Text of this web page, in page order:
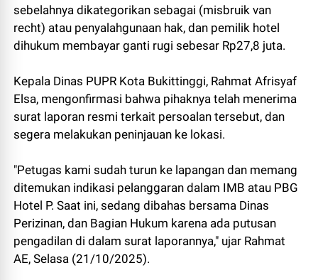
sebelahnya dikategorikan sebagai (misbruik van
recht) atau penyalahgunaan hak, dan pemilik hotel
dihukum membayar ganti rugi sebesar Rp27,8 juta.
Kepala Dinas PUPR Kota Bukittinggi, Rahmat Afrisyaf
Elsa, mengonfirmasi bahwa pihaknya telah menerima
surat laporan resmi terkait persoalan tersebut, dan
segera melakukan peninjauan ke lokasi.
"Petugas kami sudah turun ke lapangan dan memang
ditemukan indikasi pelanggaran dalam IMB atau PBG
Hotel P. Saat ini, sedang dibahas bersama Dinas
Perizinan, dan Bagian Hukum karena ada putusan
pengadilan di dalam surat laporannya," ujar Rahmat
AE, Selasa (21/10/2025).